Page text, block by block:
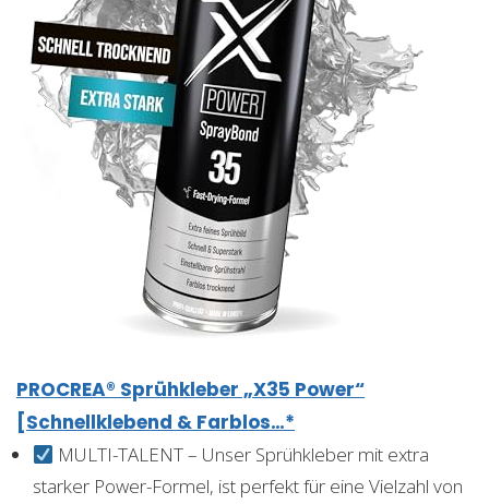
PROCREA® Sprühkleber „X35 Power“
[Schnellklebend & Farblos…*
MULTI-TALENT – Unser Sprühkleber mit extra
starker Power-Formel, ist perfekt für eine Vielzahl von